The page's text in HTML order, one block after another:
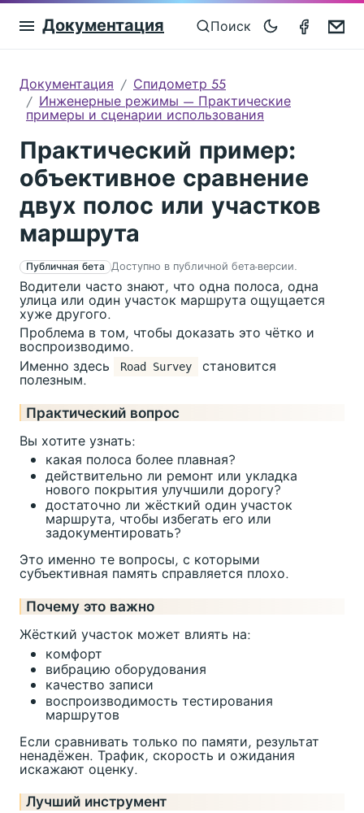
Документация Поиск
Документация
Спидометр 55
Инженерные режимы — Практические
примеры и сценарии использования
Практический пример:
объективное сравнение
двух полос или участков
маршрута
Публичная бета Доступно в публичной бета-версии.
Водители часто знают, что одна полоса, одна
улица или один участок маршрута ощущается
хуже другого.
Проблема в том, чтобы доказать это чётко и
воспроизводимо.
Именно здесь
Road Survey становится
полезным.
Практический вопрос
Вы хотите узнать:
какая полоса более плавная?
действительно ли ремонт или укладка
нового покрытия улучшили дорогу?
достаточно ли жёсткий один участок
маршрута, чтобы избегать его или
задокументировать?
Это именно те вопросы, с которыми
субъективная память справляется плохо.
Почему это важно
Жёсткий участок может влиять на:
комфорт
вибрацию оборудования
качество записи
воспроизводимость тестирования
маршрутов
Если сравнивать только по памяти, результат
ненадёжен. Трафик, скорость и ожидания
искажают оценку.
Лучший инструмент